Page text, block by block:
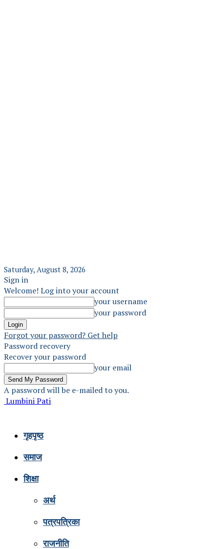
Saturday, August 8, 2026
Sign in
Welcome! Log into your account
your username
your password
Forgot your password? Get help
Password recovery
Recover your password
your email
A password will be e-mailed to you.
Lumbini Pati
गृहपृष्ठ
समाज
शिक्षा
अर्थ
पत्रपत्रिका
राजनीति